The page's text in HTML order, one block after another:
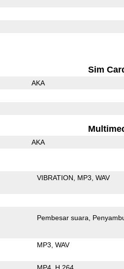
Sim
AKA
AKA
VIBRATION MP3 WAV
Pembesar suara
MP3 WAV
MP4 H.264